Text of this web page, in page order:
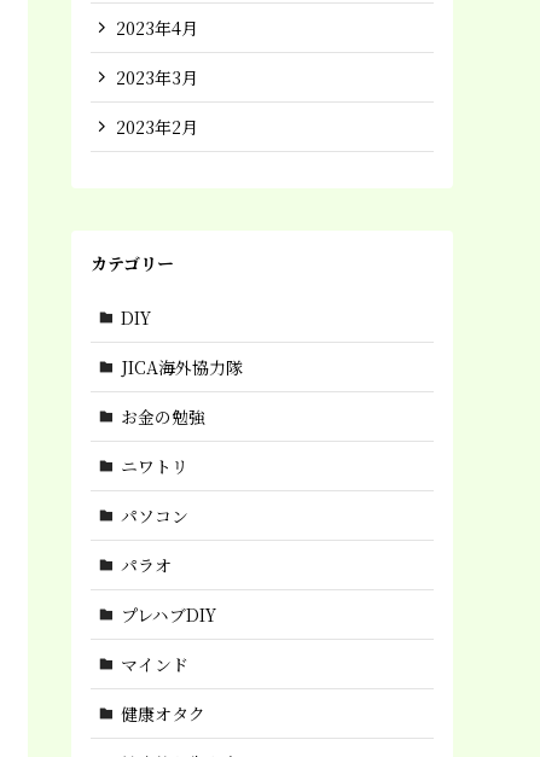
2023年4月
2023年3月
2023年2月
カテゴリー
DIY
JICA海外協力隊
お金の勉強
ニワトリ
パソコン
パラオ
プレハブDIY
マインド
健康オタク